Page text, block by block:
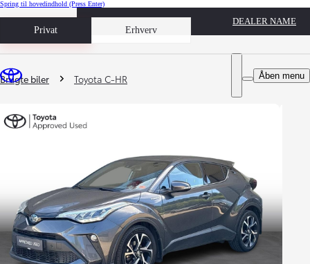
Spring til hovedindhold (Press Enter)
Privat Erhverv
Book prøvetur
DEALER NAME
Åben menu
Du er her
Brugte biler Toyota C-HR